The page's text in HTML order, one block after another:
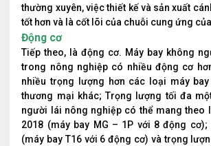
thường xuyên, việc thiết kế và sản xuất
tốt hơn và là cốt lõi của chuỗi cung ứng
Động cơ
Tiếp theo, là động cơ. Máy bay không
trong nông nghiệp có nhiều động cơ
nhiều trọng lượng hơn các loại máy
thương mại khác; Trọng lượng tối đa
người lái nông nghiệp có thể mang theo
2018 (máy bay MG – 1P với 8 động
(máy bay T16 với 6 động cơ) và trọng